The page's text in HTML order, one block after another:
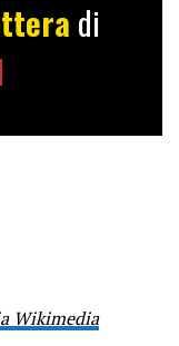
di
Wikimedia